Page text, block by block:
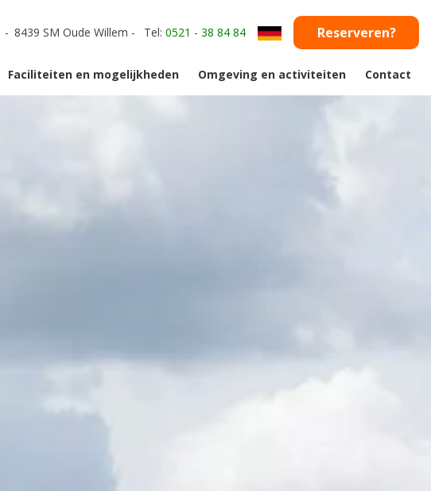
- 8439 SM Oude Willem - Tel: 0521 - 38 84 84 Reserveren?
Faciliteiten en mogelijkheden Omgeving en activiteiten Contact